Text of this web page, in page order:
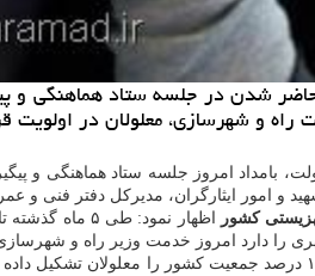
شدن در جلسه ستاد هماهنگی
و شهرسازی، معلولان در اولویت
بامداد امروز جلسه ستاد
و امور ایثارگران، مدیرکل دفتر فنی و
کشور
را دارد امروز خدمت وزیر راه و